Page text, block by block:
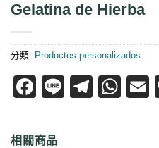
Gelatina de Hierba
分類: Productos personalizados
Facebook
Line
相關商品